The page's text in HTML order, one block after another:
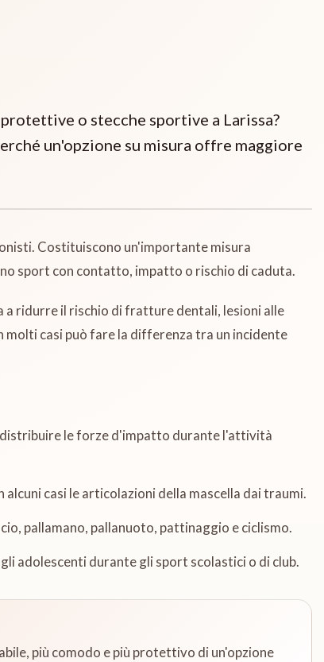
o stecche sportive a Larissa?
un'opzione su misura offre maggiore
Costituiscono un'importante misura
sport con contatto, impatto o rischio di caduta.
ridurre il rischio di fratture dentali, lesioni alle
molti casi può fare la differenza tra un incidente
le forze d'impatto durante l'attività
casi le articolazioni della mascella dai traumi.
pallamano, pallanuoto, pattinaggio e ciclismo.
adolescenti durante gli sport scolastici o di club.
più comodo e più protettivo di un'opzione